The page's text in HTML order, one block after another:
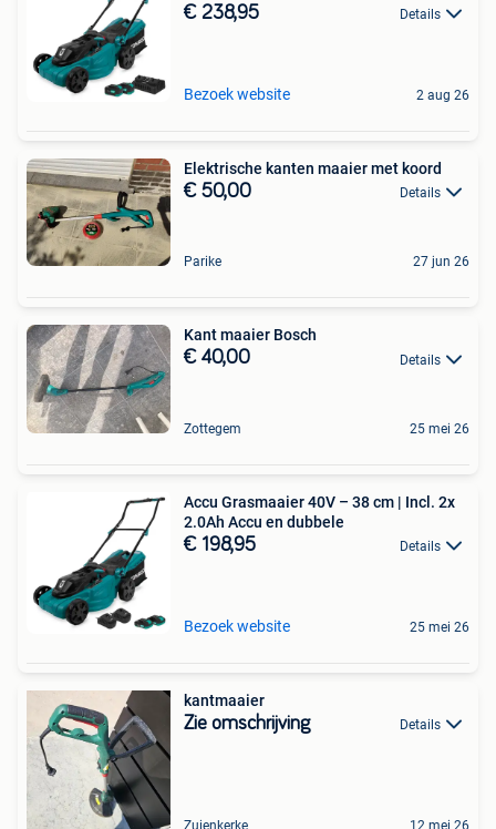
€ 238,95 Details
Bezoek website 2 aug 26
Elektrische kanten maaier met koord
€ 50,00 Details
Parike 27 jun 26
Kant maaier Bosch
€ 40,00 Details
Zottegem 25 mei 26
Accu Grasmaaier 40V – 38 cm | Incl. 2x
2.0Ah Accu en dubbele
€ 198,95 Details
Bezoek website 25 mei 26
kantmaaier
Zie omschrijving Details
Zuienkerke 12 mei 26